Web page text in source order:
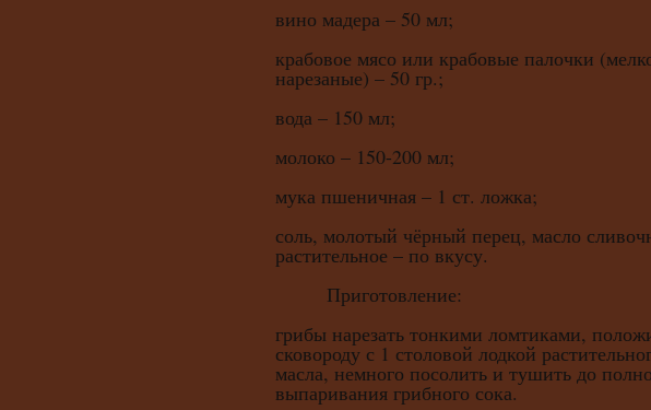
вино мадера – 50 мл;
крабовое мясо или крабовые палочки
нарезаные) – 50 гр.;
вода – 150 мл;
молоко – 150-200 мл;
мука пшеничная – 1 ст. ложка;
соль, молотый чёрный перец, масло
растительное – по вкусу.
Приготовление:
грибы нарезать тонкими ломтиками,
сковороду с 1 столовой лодкой
масла, немного посолить и тушить до
выпаривания грибного сока.